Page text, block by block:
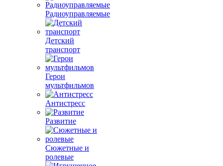
Радиоуправляемые
Детский
транспорт
Герои
мультфильмов
Антистресс
Развитие
Сюжетные и
ролевые